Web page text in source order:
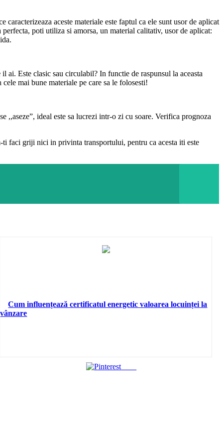
aceste materiale este faptul ca ele sunt usor de aplicat
poti utiliza si amorsa, un material calitativ, usor de aplicat:
ai. Este clasic sau circulabil? In functie de raspunsul la aceasta
mai bune materiale pe care sa le folosesti!
,,aseze”, ideal este sa lucrezi intr-o zi cu soare. Verifica prognoza
ti faci griji nici in privinta transportului, pentru ca acesta iti este
Cum influențează certificatul energetic valoarea locuinței la
vânzare